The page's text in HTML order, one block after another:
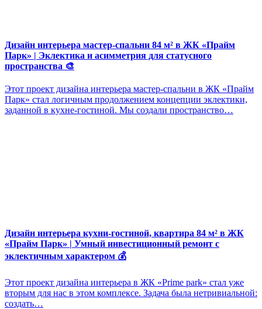
Дизайн интерьера мастер-спальни 84 м² в ЖК «Прайм
Парк» | Эклектика и асимметрия для статусного
пространства 🎨
Этот проект дизайна интерьера мастер-спальни в ЖК «Прайм
Парк» стал логичным продолжением концепции эклектики,
заданной в кухне-гостиной. Мы создали пространство…
Дизайн интерьера кухни-гостиной, квартира 84 м² в ЖК
«Прайм Парк» | Умный инвестиционный ремонт с
эклектичным характером 💰
Этот проект дизайна интерьера в ЖК «Prime park» стал уже
вторым для нас в этом комплексе. Задача была нетривиальной:
создать…